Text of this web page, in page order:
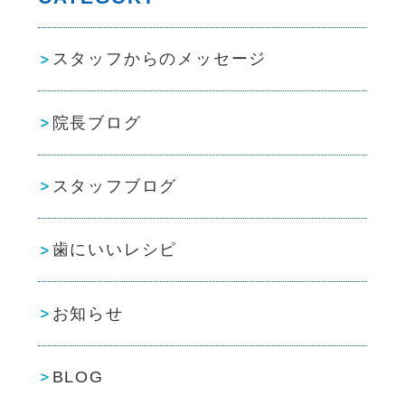
スタッフからのメッセージ
院長ブログ
スタッフブログ
歯にいいレシピ
お知らせ
BLOG